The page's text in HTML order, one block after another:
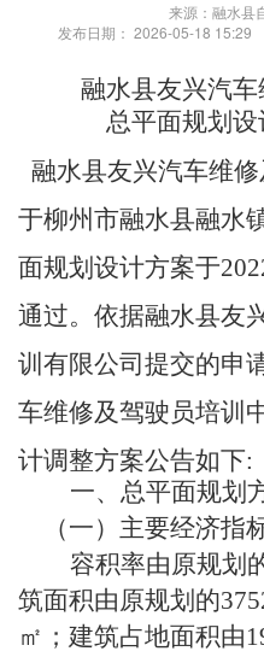
来源：融水县
发布日期： 2026-05-18
融水县友兴汽
总平面规划
融水县友兴汽车维
于柳州市融水县融水
面规划设计方案于
通过。依据融水县友
训有限公司提交的申
车维修及驾驶员培训
计调整方案公告如下:
一、总平面规划
（一）主要经济指
容积率由原规划
筑面积由原规划的
㎡；建筑占地面积由